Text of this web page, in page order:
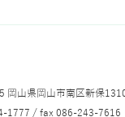
岡山県岡山市南区新保
1777 / fax 086-243-7616